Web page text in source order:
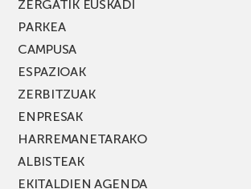
ZERGATIK EUSKADI
PARKEA
CAMPUSA
ESPAZIOAK
ZERBITZUAK
ENPRESAK
HARREMANETARAKO
ALBISTEAK
EKITALDIEN AGENDA